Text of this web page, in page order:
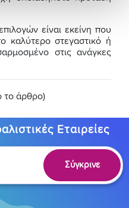
είναι εκείνη που
καλύτερο στεγαστικό ή
στις ανάγκες
το άρθρο)
Εταιρείες
Σύγκρινε